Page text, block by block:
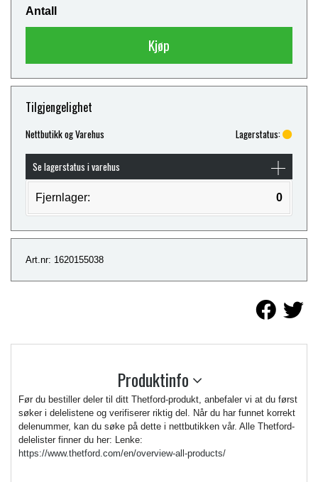
Antall
Kjøp
Tilgjengelighet
Nettbutikk og Varehus Lagerstatus:
Se lagerstatus i varehus
Fjernlager: 0
Art.nr: 1620155038
Produktinfo
Før du bestiller deler til ditt Thetford-produkt, anbefaler vi at du først
søker i delelistene og verifiserer riktig del. Når du har funnet korrekt
delenummer, kan du søke på dette i nettbutikken vår. Alle Thetford-
delelister finner du her: Lenke:
https://www.thetford.com/en/overview-all-products/